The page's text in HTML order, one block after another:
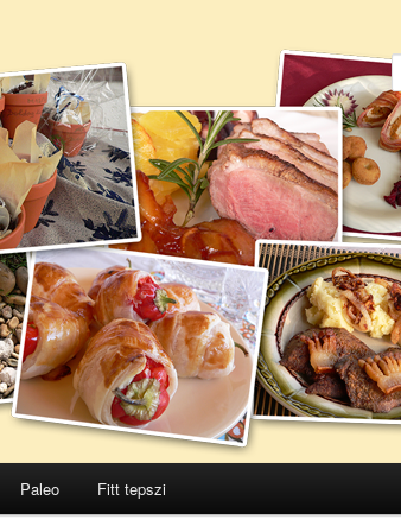
Paleo Fitt tepszi